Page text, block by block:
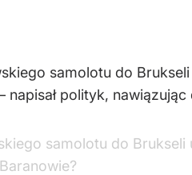
samolotu do
napisał polityk,
samolotu do